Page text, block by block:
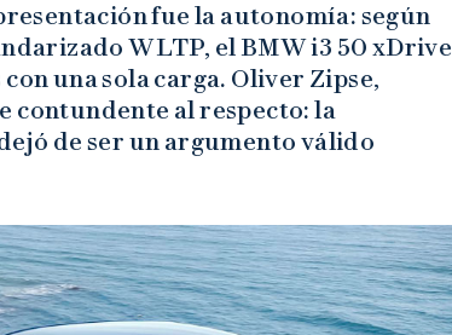
fue la autonomía: según
WLTP, el BMW i3 50 xDrive
una sola carga. Oliver Zipse,
contundente al respecto: la
de ser un argumento válido